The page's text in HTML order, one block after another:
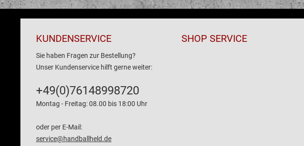
KUNDENSERVICE
Sie haben Fragen zur Bestellung?
Unser Kundenservice hilft gerne weiter:
+49(0)76148998720
Montag - Freitag: 08.00 bis 18:00 Uhr
oder per E-Mail:
service@handballheld.de
SHOP SERVICE